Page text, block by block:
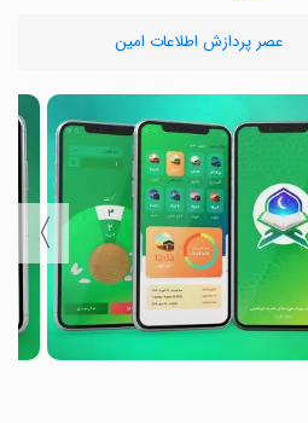
عصر پردازش اطلاعات امین
〉